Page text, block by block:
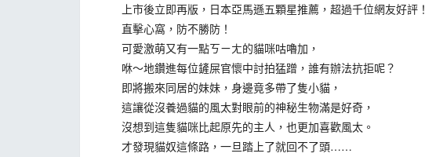
上市後立即再版，日本亞馬遜五顆星推薦，超過千位網友好評！
直擊心窩，防不勝防！
可愛激萌又有一點ㄎㄧㄤ的貓咪咕嚕加，
咻～地鑽進每位鏟屎官懷中討拍猛蹭，誰有辦法抗拒呢？
即將搬來同居的妹妹，身邊竟多帶了隻小貓，
這讓從沒養過貓的風太對眼前的神秘生物滿是好奇，
沒想到這隻貓咪比起原先的主人，也更加喜歡風太。
才發現貓奴這條路，一旦踏上了就回不了頭……